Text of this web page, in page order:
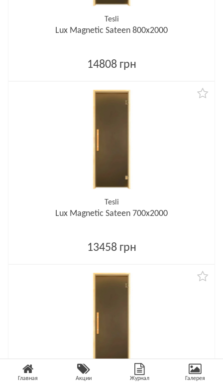
Tesli
Lux Magnetic Sateen 800х2000
14808 грн
Tesli
Lux Magnetic Sateen 700х2000
13458 грн
Главная Акции Журнал Галерея